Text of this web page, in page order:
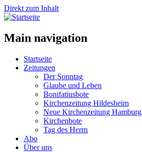
Direkt zum Inhalt
Main navigation
Startseite
Zeitungen
Der Sonntag
Glaube und Leben
Bonifatiusbote
Kirchenzeitung Hildesheim
Neue Kirchenzeitung Hamburg
Kirchenbote
Tag des Herrn
Abo
Über uns